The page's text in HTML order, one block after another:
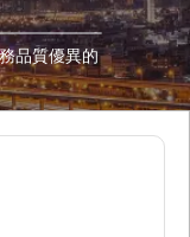
品質優異的